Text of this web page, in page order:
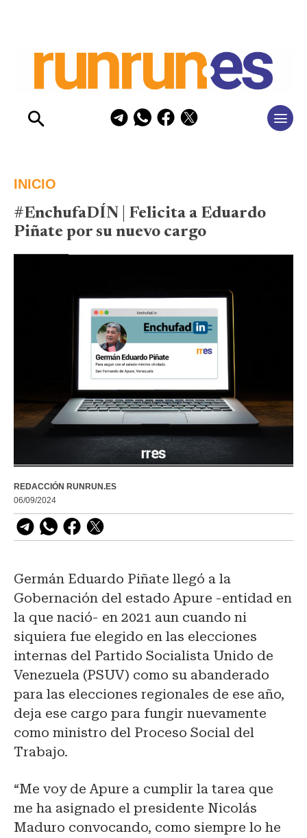
INICIO
#EnchufaDÍN | Felicita a Eduardo
Piñate por su nuevo cargo
REDACCIÓN RUNRUN.ES
06/09/2024
Germán Eduardo Piñate llegó a la
Gobernación del estado Apure -entidad en
la que nació- en 2021 aun cuando ni
siquiera fue elegido en las elecciones
internas del Partido Socialista Unido de
Venezuela (PSUV) como su abanderado
para las elecciones regionales de ese año,
deja ese cargo para fungir nuevamente
como ministro del Proceso Social del
Trabajo.
“Me voy de Apure a cumplir la tarea que
me ha asignado el presidente Nicolás
Maduro convocando, como siempre lo he